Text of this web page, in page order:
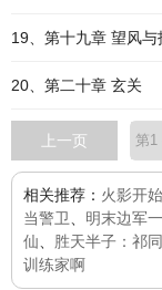
19、第十九章 望风与
20、第二十章 玄关
上一页
相关推荐： 火影开
当警卫
明末边军
仙
胜天半子：祁
训练家啊